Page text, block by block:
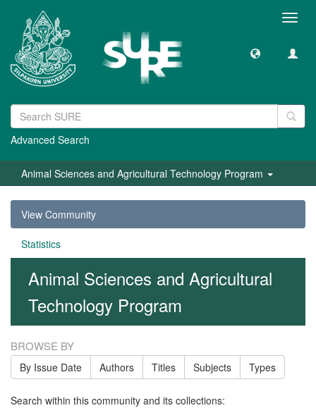
Advanced Search
Animal Sciences and Agricultural Technology Program
View Community
Statistics
Animal Sciences and Agricultural
Technology Program
BROWSE BY
By Issue Date Authors Titles Subjects Types
Search within this community and its collections: